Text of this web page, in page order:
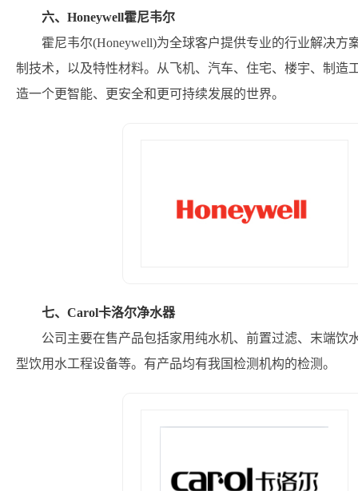
六、Honeywell霍尼韦尔
霍尼韦尔(Honeywell)为全球客户提供专业的行业解决
制技术，以及特性材料。从飞机、汽车、住宅、楼宇、制造
造一个更智能、更安全和更可持续发展的世界。
七、Carol卡洛尔净水器
公司主要在售产品包括家用纯水机、前置过滤、末端
型饮用水工程设备等。有产品均有我国检测机构的检测。